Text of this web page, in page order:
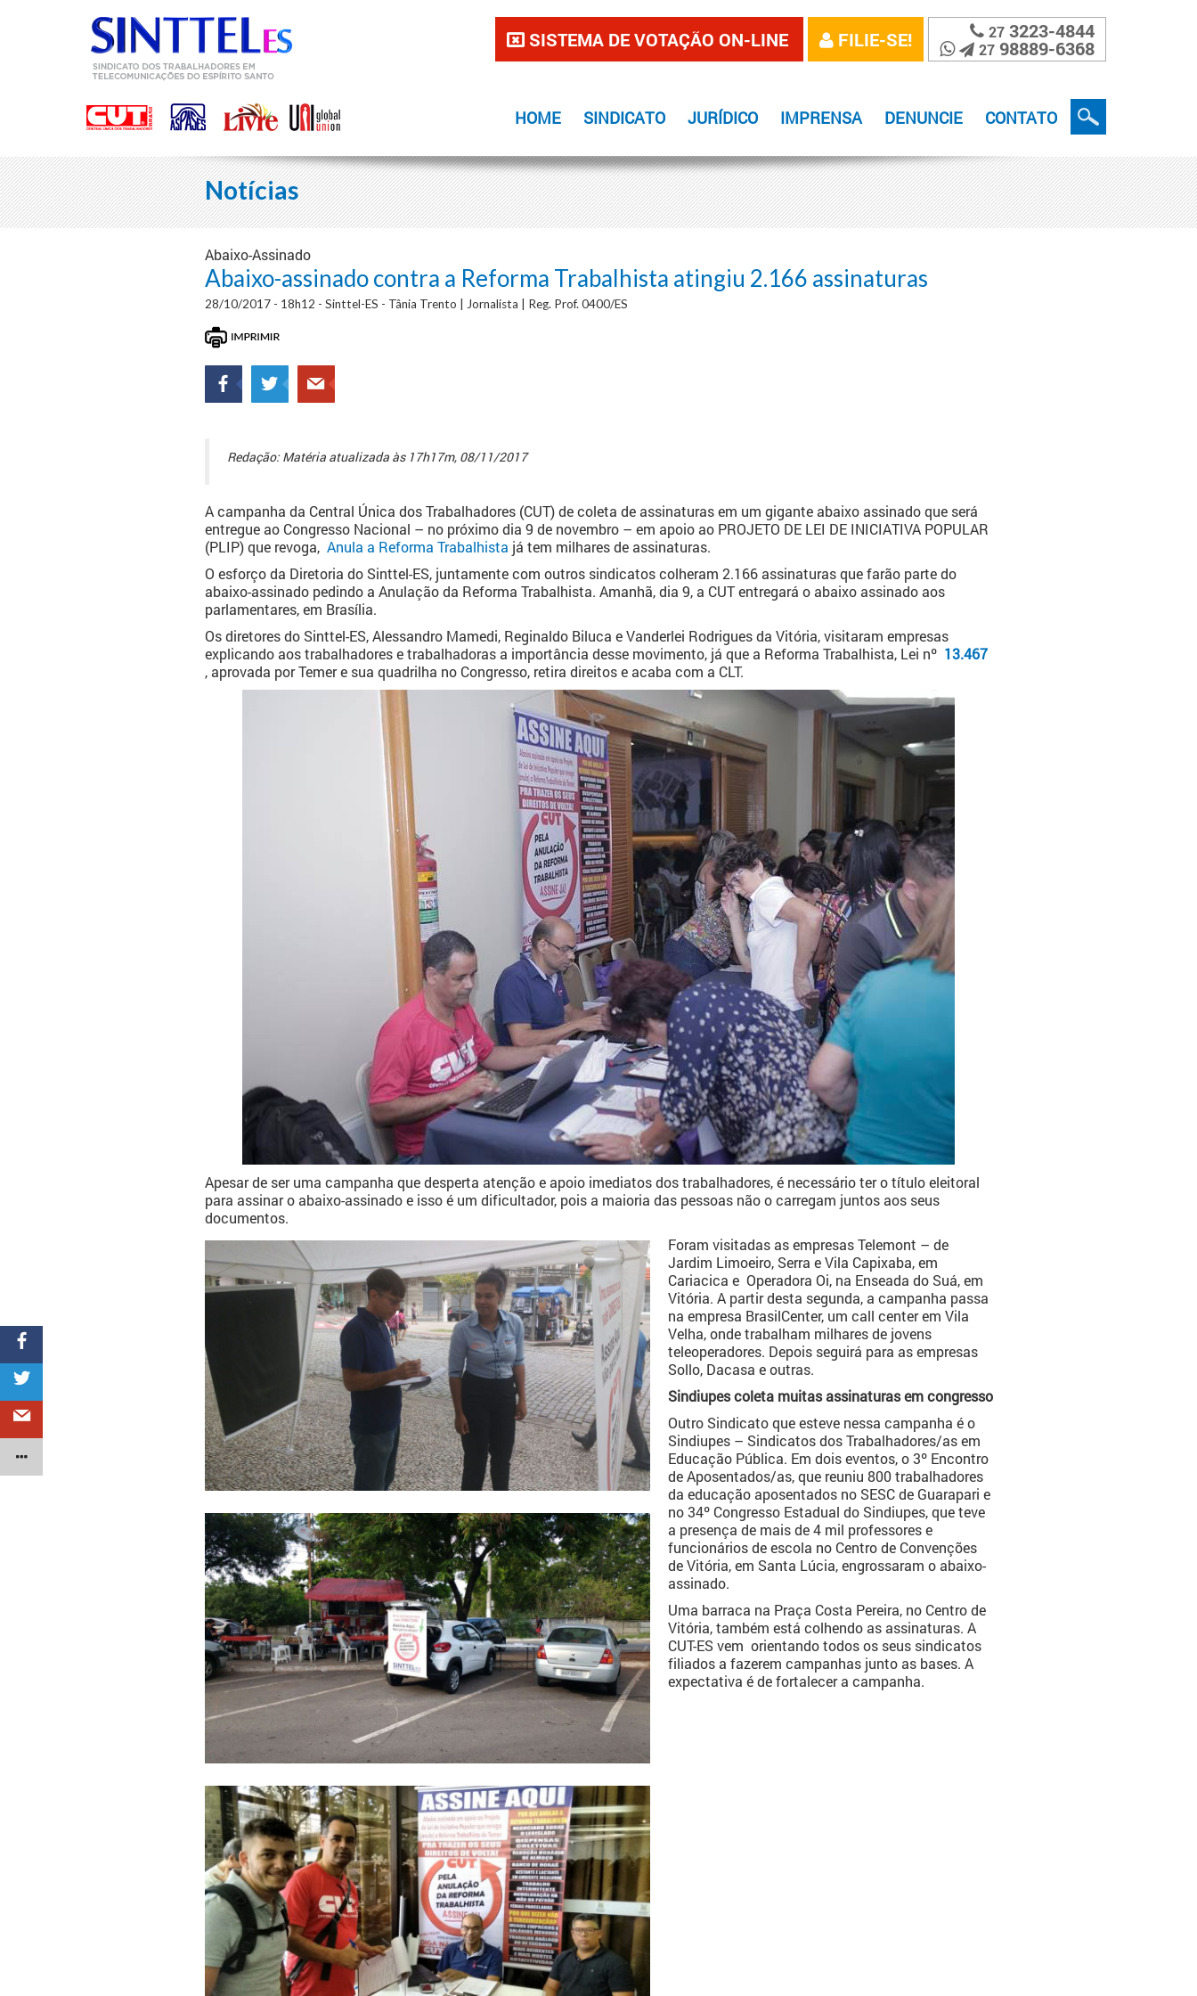
SISTEMA DE VOTAÇÃO ON-LINE FILIE-SE! 27 3223-4844
27 98889-6368
HOME SINDICATO JURÍDICO IMPRENSA DENUNCIE CONTATO
Notícias
Abaixo-Assinado
Abaixo-assinado contra a Reforma Trabalhista atingiu 2.166 assinaturas
28/10/2017 - 18h12 - Sinttel-ES - Tânia Trento | Jornalista | Reg. Prof. 0400/ES
Redação: Matéria atualizada às 17h17m, 08/11/2017
A campanha da Central Única dos Trabalhadores (CUT) de coleta de assinaturas em um gigante abaixo assinado que será
entregue ao Congresso Nacional – no próximo dia 9 de novembro – em apoio ao PROJETO DE LEI DE INICIATIVA POPULAR
(PLIP) que revoga, Anula a Reforma Trabalhista já tem milhares de assinaturas.
O esforço da Diretoria do Sinttel-ES, juntamente com outros sindicatos colheram 2.166 assinaturas que farão parte do
abaixo-assinado pedindo a Anulação da Reforma Trabalhista. Amanhã, dia 9, a CUT entregará o abaixo assinado aos
parlamentares, em Brasília.
Os diretores do Sinttel-ES, Alessandro Mamedi, Reginaldo Biluca e Vanderlei Rodrigues da Vitória, visitaram empresas
explicando aos trabalhadores e trabalhadoras a importância desse movimento, já que a Reforma Trabalhista, Lei nº 13.467
, aprovada por Temer e sua quadrilha no Congresso, retira direitos e acaba com a CLT.
Apesar de ser uma campanha que desperta atenção e apoio imediatos dos trabalhadores, é necessário ter o título eleitoral
para assinar o abaixo-assinado e isso é um dificultador, pois a maioria das pessoas não o carregam juntos aos seus
documentos.
Foram visitadas as empresas Telemont – de
Jardim Limoeiro, Serra e Vila Capixaba, em
Cariacica e Operadora Oi, na Enseada do Suá, em
Vitória. A partir desta segunda, a campanha passa
na empresa BrasilCenter, um call center em Vila
Velha, onde trabalham milhares de jovens
teleoperadores. Depois seguirá para as empresas
Sollo, Dacasa e outras.
Sindiupes coleta muitas assinaturas em congresso
Outro Sindicato que esteve nessa campanha é o
Sindiupes – Sindicatos dos Trabalhadores/as em
Educação Pública. Em dois eventos, o 3º Encontro
de Aposentados/as, que reuniu 800 trabalhadores
da educação aposentados no SESC de Guarapari e
no 34º Congresso Estadual do Sindiupes, que teve
a presença de mais de 4 mil professores e
funcionários de escola no Centro de Convenções
de Vitória, em Santa Lúcia, engrossaram o abaixo-
assinado.
Uma barraca na Praça Costa Pereira, no Centro de
Vitória, também está colhendo as assinaturas. A
CUT-ES vem orientando todos os seus sindicatos
filiados a fazerem campanhas junto as bases. A
expectativa é de fortalecer a campanha.